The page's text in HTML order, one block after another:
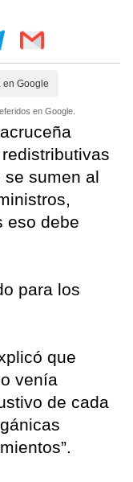
en Google
en Google.
se sumen al
eso debe
para los
que
venía
de cada